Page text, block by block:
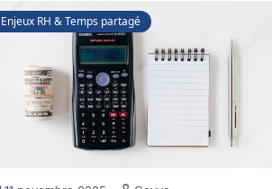
Enjeux RH & Temps partagé